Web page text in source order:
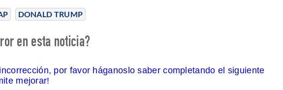
DONALD TRUMP
en esta noticia?
por favor háganoslo saber completando el siguiente
mejorar!